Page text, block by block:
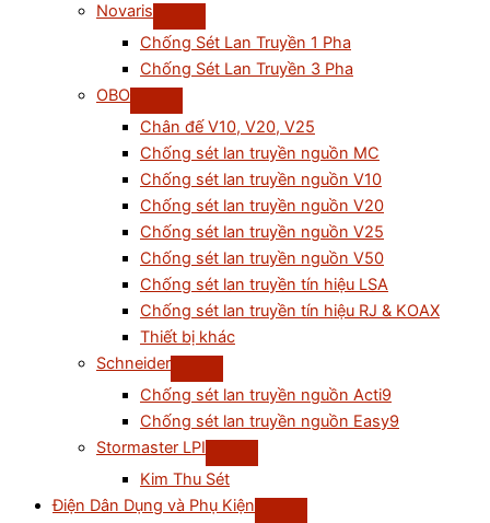
Novaris
Chống Sét Lan Truyền 1 Pha
Chống Sét Lan Truyền 3 Pha
OBO
Chân đế V10, V20, V25
Chống sét lan truyền nguồn MC
Chống sét lan truyền nguồn V10
Chống sét lan truyền nguồn V20
Chống sét lan truyền nguồn V25
Chống sét lan truyền nguồn V50
Chống sét lan truyền tín hiệu LSA
Chống sét lan truyền tín hiệu RJ & KOAX
Thiết bị khác
Schneider
Chống sét lan truyền nguồn Acti9
Chống sét lan truyền nguồn Easy9
Stormaster LPI
Kim Thu Sét
Điện Dân Dụng và Phụ Kiện